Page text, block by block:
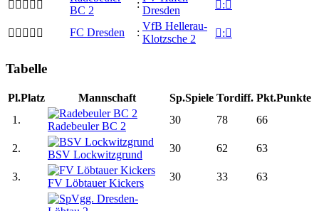

BC 2
:
Dresden
:
 FC Dresden :
VfB Hellerau-
Klotzsche 2
:
Tabelle
Pl.Platz Mannschaft Sp.Spiele Tordiff. Pkt.Punkte
1.
Radebeuler BC 2
30 78 66
2.
BSV Lockwitzgrund
30 62 63
3.
FV Löbtauer Kickers
30 33 63